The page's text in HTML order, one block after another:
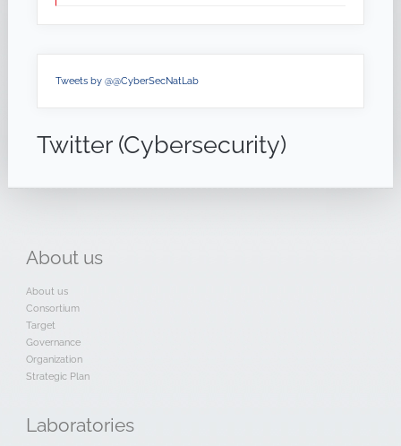
Tweets by @@CyberSecNatLab
Twitter (Cybersecurity)
About us
About us
Consortium
Target
Governance
Organization
Strategic Plan
Laboratories